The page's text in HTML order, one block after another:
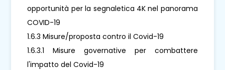
opportunità per la segnaletica 4K nel panorama
COVID-19
1.6.3 Misure/proposta contro il Covid-19
1.6.3.1 Misure governative per combattere
l'impatto del Covid-19